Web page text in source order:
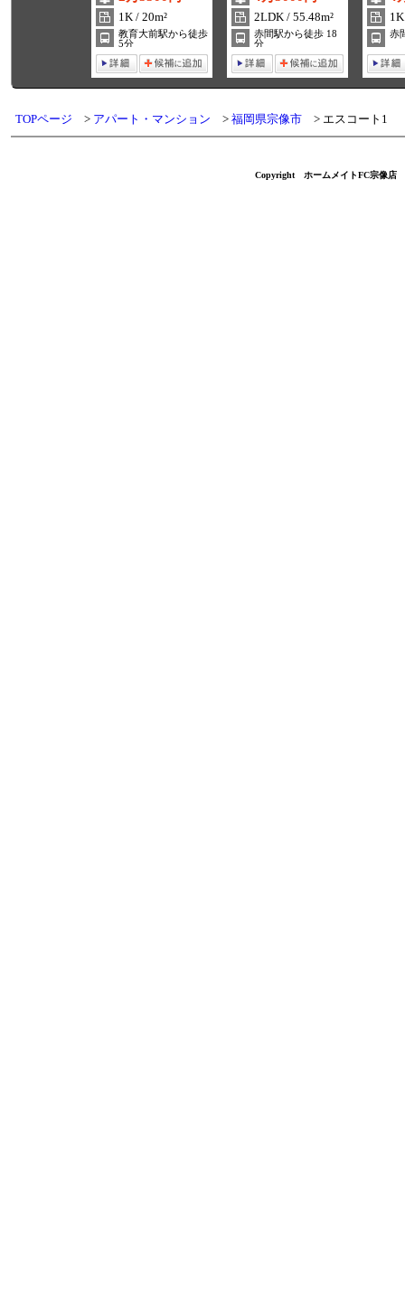
1K / 20m²
教育大前駅から徒歩
5分
2LDK / 55.48m²
赤間駅から徒歩 18
分
赤
TOPページ アパート・マンション 福岡県宗像市 エスコート1
Copyright ホームメイトFC宗像店